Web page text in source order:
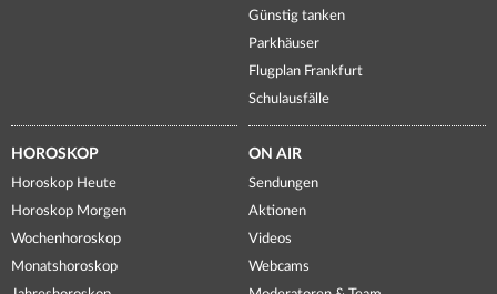
Günstig tanken
Parkhäuser
Flugplan Frankfurt
Schulausfälle
HOROSKOP
Horoskop Heute
Horoskop Morgen
Wochenhoroskop
Monatshoroskop
ON AIR
Sendungen
Aktionen
Videos
Webcams